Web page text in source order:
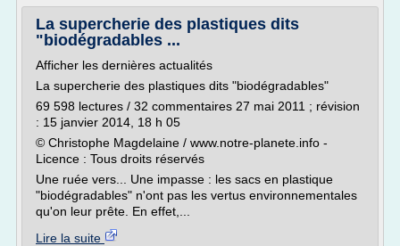
La supercherie des plastiques dits
"biodégradables ...
Afficher les dernières actualités
La supercherie des plastiques dits "biodégradables"
69 598 lectures / 32 commentaires 27 mai 2011 ; révision
: 15 janvier 2014, 18 h 05
© Christophe Magdelaine / www.notre-planete.info -
Licence : Tous droits réservés
Une ruée vers... Une impasse : les sacs en plastique
"biodégradables" n'ont pas les vertus environnementales
qu'on leur prête. En effet,...
Lire la suite